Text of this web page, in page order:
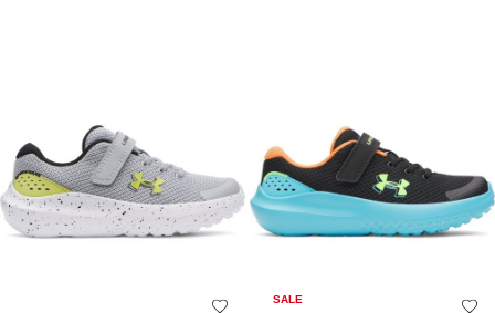
SALE